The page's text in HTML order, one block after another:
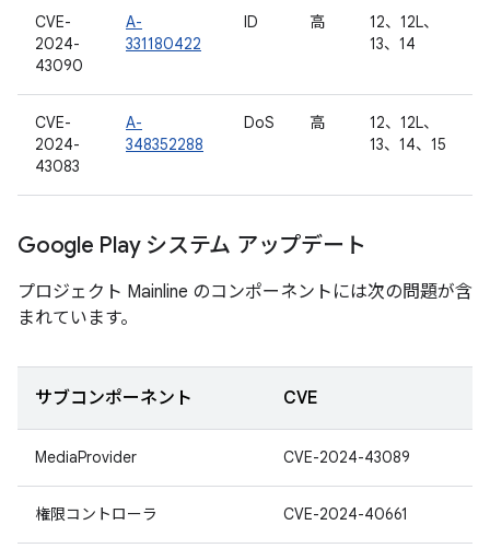
CVE-
2024-
43090
A-
331180422
ID 高
12、12L、
13、14
CVE-
2024-
43083
A-
348352288
DoS 高
12、12L、
13、14、15
Google Play システム アップデート
プロジェクト Mainline のコンポーネントには次の問題が含
まれています。
サブコンポーネント CVE
MediaProvider CVE-2024-43089
権限コントローラ CVE-2024-40661